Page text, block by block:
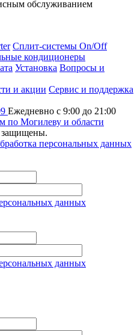
обслуживанием
Сплит-системы On/Off
кондиционеры
Установка Вопросы и
и акции Сервис и поддержка
Ежедневно с 9:00 до 21:00
по Могилеву и области
защищены.
персональных данных
данных
данных